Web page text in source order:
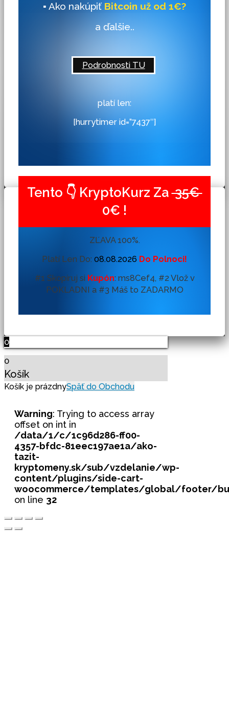
▪ Ako nakúpiť Bitcoin už od 1€?
a ďalšie..
Podrobnosti TU
platí len:
[hurrytimer id=”7437″]
Tento 👇 KryptoKurz Za35€
0€ !
ZĽAVA 100%.
Platí Len Do: 08.08.2026 Do Polnoci!
#1 Skopíruj si Kupón: ms8Cef4, #2 Vlož v
POKLADNI a #3 Máš to ZADARMO
0
0
Košík
Košík je prázdnySpäť do Obchodu
Warning: Trying to access array
offset on int in
/data/1/c/1c96d286-ff00-
4357-bfdc-81eec197ae1a/ako-
tazit-
kryptomeny.sk/sub/vzdelanie/wp-
content/plugins/side-cart-
woocommerce/templates/global/footer/
on line 32